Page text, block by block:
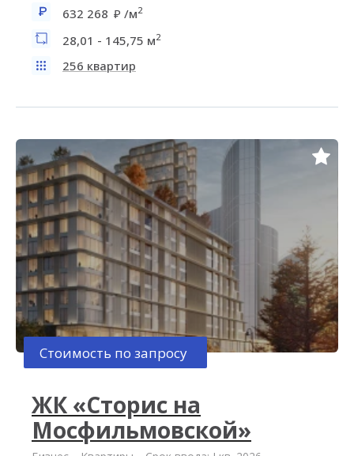
632 268 /м2
28,01 - 145,75 м2
256 квартир
Стоимость по запросу
ЖК «Сторис на
Мосфильмовской»